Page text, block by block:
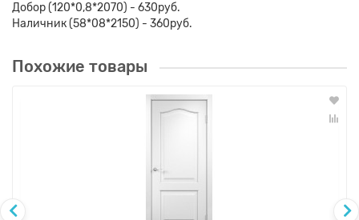
Добор (120*0,8*2070) - 630руб.
Наличник (58*08*2150) - 360руб.
Похожие товары